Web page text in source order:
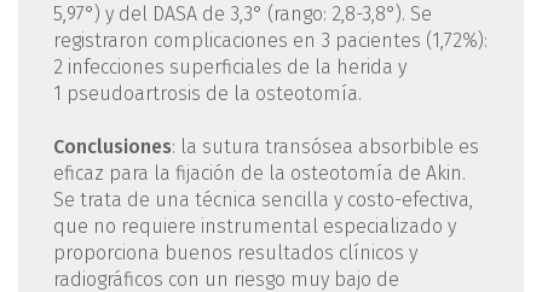
5,97°) y del DASA de 3,3° (rango: 2,8-3,8°). Se
registraron complicaciones en 3 pacientes (1,72%):
2 infecciones superficiales de la herida y
1 pseudoartrosis de la osteotomía.
Conclusiones: la sutura transósea absorbible es
eficaz para la fijación de la osteotomía de Akin.
Se trata de una técnica sencilla y costo-efectiva,
que no requiere instrumental especializado y
proporciona buenos resultados clínicos y
radiográficos con un riesgo muy bajo de